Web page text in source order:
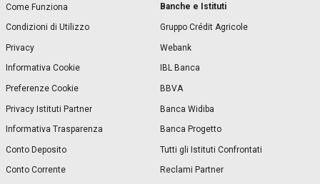
Come Funziona
Condizioni di Utilizzo
Privacy
Informativa Cookie
Preferenze Cookie
Privacy Istituti Partner
Informativa Trasparenza
Conto Deposito
Conto Corrente
Banche e Istituti
Gruppo Crédit Agricole
Webank
IBL Banca
BBVA
Banca Widiba
Banca Progetto
Tutti gli Istituti Confrontati
Reclami Partner